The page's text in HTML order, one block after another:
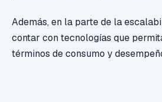
Además, en la parte de la
contar con tecnologías que
términos de consumo y